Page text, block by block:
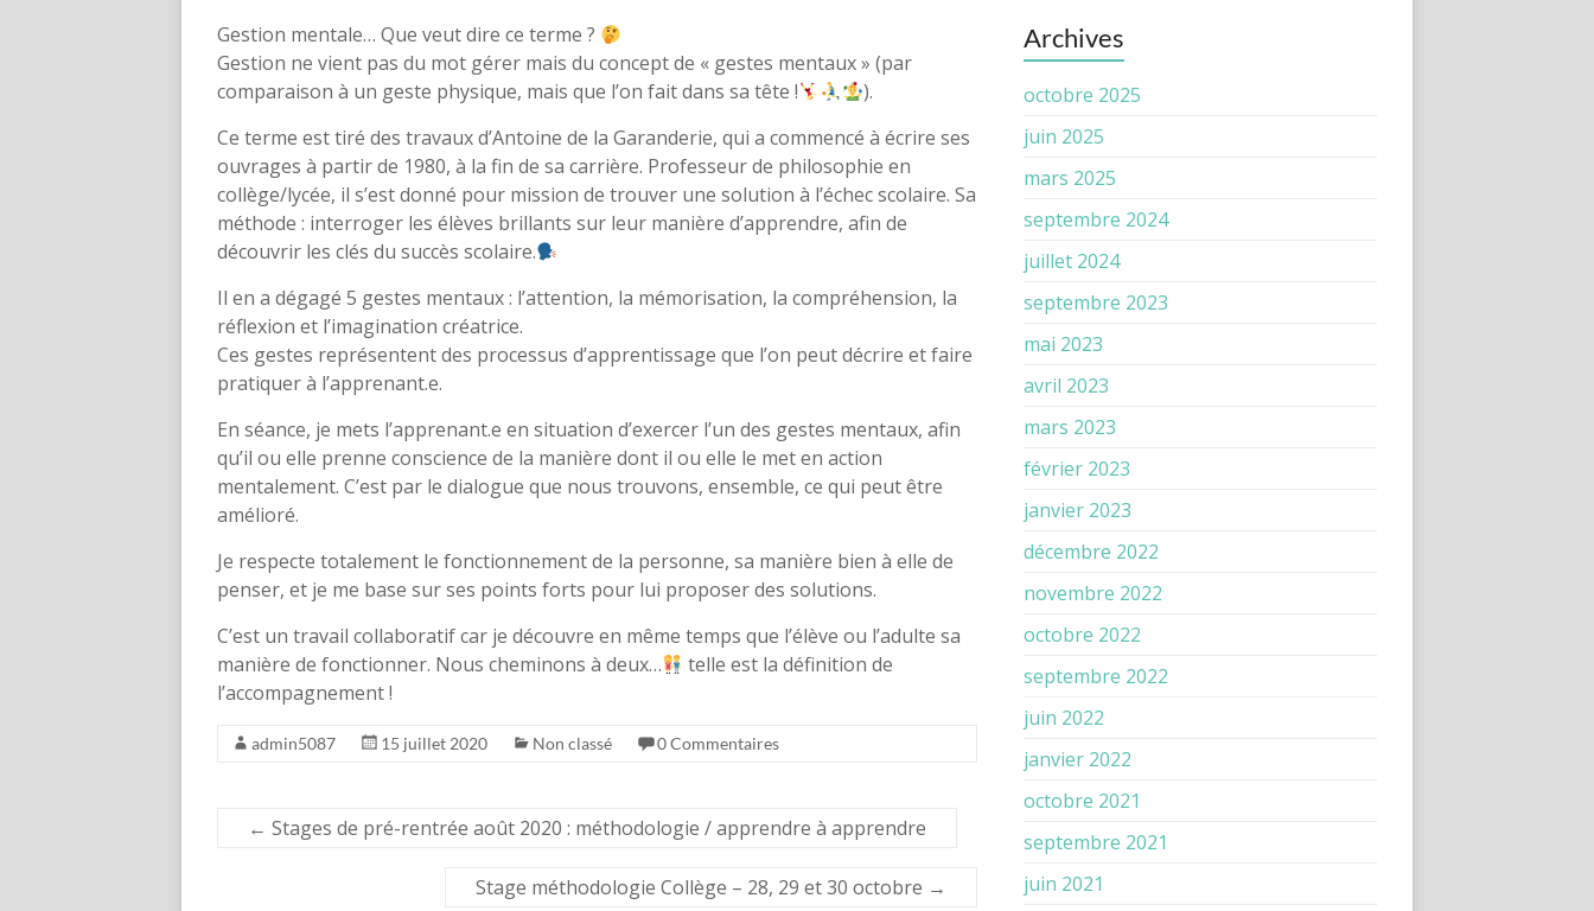
Gestion mentale… Que veut dire ce terme ?
Gestion ne vient pas du mot gérer mais du concept de « gestes mentaux » (par
comparaison à un geste physique, mais que l’on fait dans sa tête !
).
Ce terme est tiré des travaux d’Antoine de la Garanderie, qui a commencé à écrire ses
ouvrages à partir de 1980, à la fin de sa carrière. Professeur de philosophie en
collège/lycée, il s’est donné pour mission de trouver une solution à l’échec scolaire. Sa
méthode : interroger les élèves brillants sur leur manière d’apprendre, afin de
découvrir les clés du succès scolaire.
Il en a dégagé 5 gestes mentaux : l’attention, la mémorisation, la compréhension, la
réflexion et l’imagination créatrice.
Ces gestes représentent des processus d’apprentissage que l’on peut décrire et faire
pratiquer à l’apprenant.e.
En séance, je mets l’apprenant.e en situation d’exercer l’un des gestes mentaux, afin
qu’il ou elle prenne conscience de la manière dont il ou elle le met en action
mentalement. C’est par le dialogue que nous trouvons, ensemble, ce qui peut être
amélioré.
Je respecte totalement le fonctionnement de la personne, sa manière bien à elle de
penser, et je me base sur ses points forts pour lui proposer des solutions.
C’est un travail collaboratif car je découvre en même temps que l’élève ou l’adulte sa
manière de fonctionner. Nous cheminons à deux…
telle est la définition de
l’accompagnement !
admin5087 15 juillet 2020 Non classé 0 Commentaires
← Stages de pré-rentrée août 2020 : méthodologie / apprendre à apprendre
Stage méthodologie Collège – 28, 29 et 30 octobre →
Archives
octobre 2025
juin 2025
mars 2025
septembre 2024
juillet 2024
septembre 2023
mai 2023
avril 2023
mars 2023
février 2023
janvier 2023
décembre 2022
novembre 2022
octobre 2022
septembre 2022
juin 2022
janvier 2022
octobre 2021
septembre 2021
juin 2021